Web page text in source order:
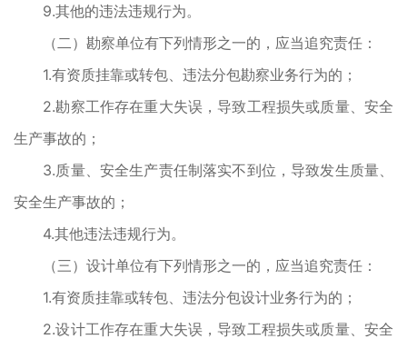
9.其他的违法违规行为。
（二）勘察单位有下列情形之一的，应当追究责任：
1.有资质挂靠或转包、违法分包勘察业务行为的；
2.勘察工作存在重大失误，导致工程损失或质量、安全
生产事故的；
3.质量、安全生产责任制落实不到位，导致发生质量、
安全生产事故的；
4.其他违法违规行为。
（三）设计单位有下列情形之一的，应当追究责任：
1.有资质挂靠或转包、违法分包设计业务行为的；
2.设计工作存在重大失误，导致工程损失或质量、安全